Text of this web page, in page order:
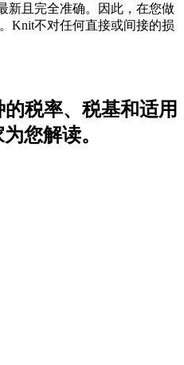
新且完全准确。因此，在您做
Knit不对任何直接或间接的损
税率、税基和适用
您解读。